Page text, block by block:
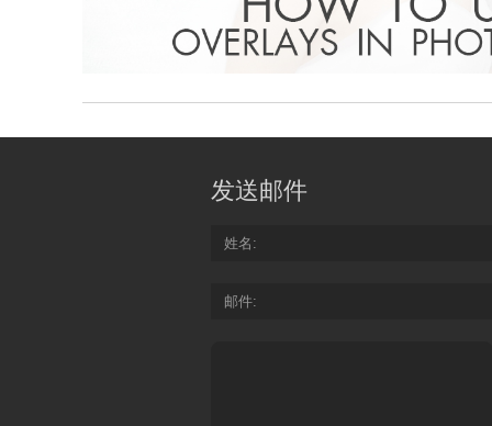
发送邮件
姓名
邮件